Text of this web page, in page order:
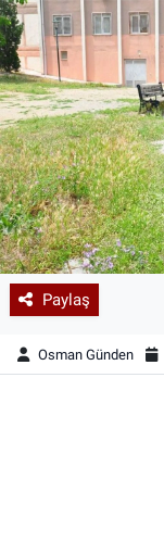
Paylaş
Osman Günden